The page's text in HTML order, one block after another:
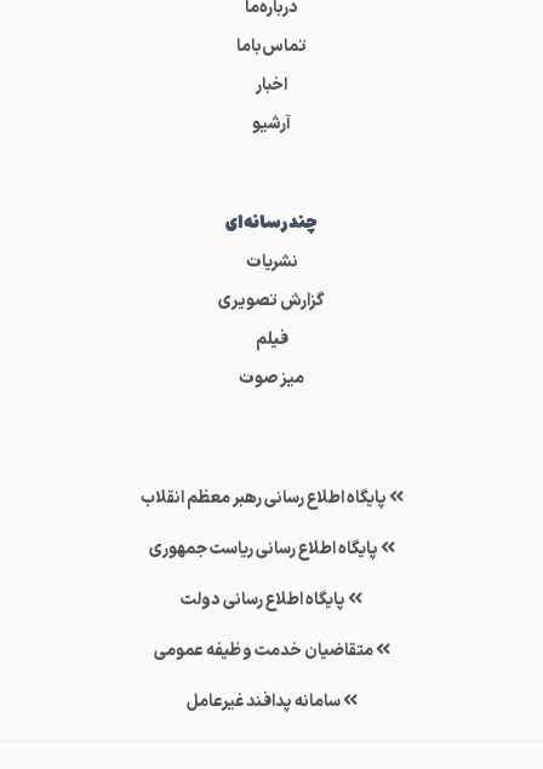
درباره‌ما
تماس‌باما
اخبار
آرشیو
چندرسانه‌ای
نشریات
گزارش تصویری
فیلم
میز صوت
پایگاه اطلاع رسانی رهبر معظم انقلاب
پایگاه اطلاع رسانی ریاست جمهوری
پایگاه اطلاع رسانی دولت
متقاضیان خدمت وظیفه عمومی
سامانه پدافند غیرعامل